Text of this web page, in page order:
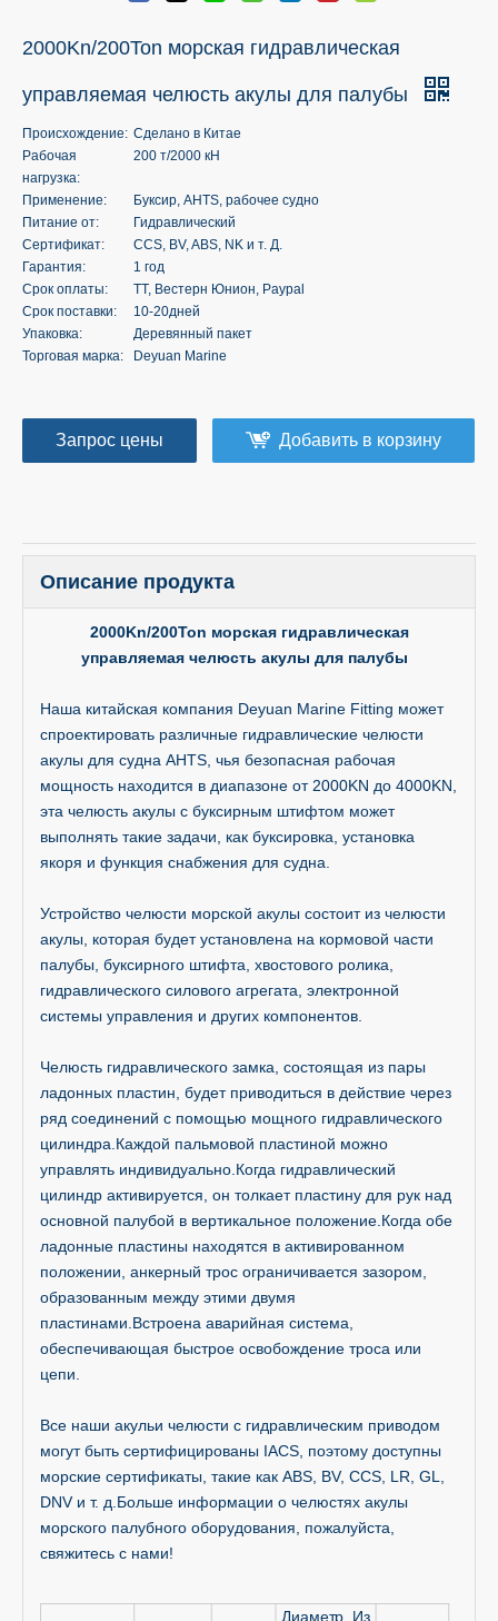
2000Kn/200Ton морская гидравлическая
управляемая челюсть акулы для палубы
Происхождение: Сделано в Китае
Рабочая
нагрузка:
200 т/2000 кН
Применение:
Буксир, AHTS, рабочее судно
Питание от:
Гидравлический
Сертификат:
CCS, BV, ABS, NK и т. Д.
Гарантия:
1 год
Срок оплаты:
ТТ, Вестерн Юнион, Paypal
Срок поставки:
10-20дней
Упаковка:
Деревянный пакет
Торговая марка:
Deyuan Marine
Запрос цены Добавить в корзину
Описание продукта
2000Kn/200Ton морская гидравлическая
управляемая челюсть акулы для палубы
Наша китайская компания Deyuan Marine Fitting может
спроектировать различные гидравлические челюсти
акулы для судна AHTS, чья безопасная рабочая
мощность находится в диапазоне от 2000KN до 4000KN,
эта челюсть акулы с буксирным штифтом может
выполнять такие задачи, как буксировка, установка
якоря и функция снабжения для судна.
Устройство челюсти морской акулы состоит из челюсти
акулы, которая будет установлена ​​на кормовой части
палубы, буксирного штифта, хвостового ролика,
гидравлического силового агрегата, электронной
системы управления и других компонентов.
Челюсть гидравлического замка, состоящая из пары
ладонных пластин, будет приводиться в действие через
ряд соединений с помощью мощного гидравлического
цилиндра.Каждой пальмовой пластиной можно
управлять индивидуально.Когда гидравлический
цилиндр активируется, он толкает пластину для рук над
основной палубой в вертикальное положение.Когда обе
ладонные пластины находятся в активированном
положении, анкерный трос ограничивается зазором,
образованным между этими двумя
пластинами.Встроена аварийная система,
обеспечивающая быстрое освобождение троса или
цепи.
Все наши акульи челюсти с гидравлическим приводом
могут быть сертифицированы IACS, поэтому доступны
морские сертификаты, такие как ABS, BV, CCS, LR, GL,
DNV и т. д.Больше информации о челюстях акулы
морского палубного оборудования, пожалуйста,
свяжитесь с нами!
Диаметр Из